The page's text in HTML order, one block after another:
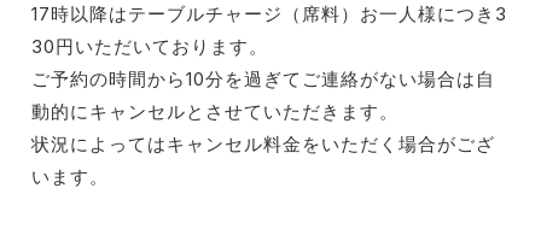
17時以降はテーブルチャージ（席料）お一人様につき3
30円いただいております。
ご予約の時間から10分を過ぎてご連絡がない場合は自
動的にキャンセルとさせていただきます。
状況によってはキャンセル料金をいただく場合がござ
います。